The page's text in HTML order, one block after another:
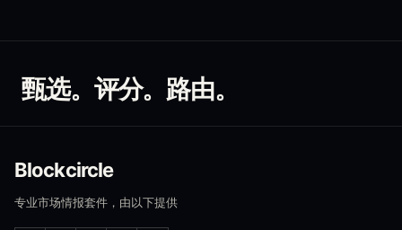
甄选。评分。路由。
Blockcircle
专业市场情报套件，由以下提供